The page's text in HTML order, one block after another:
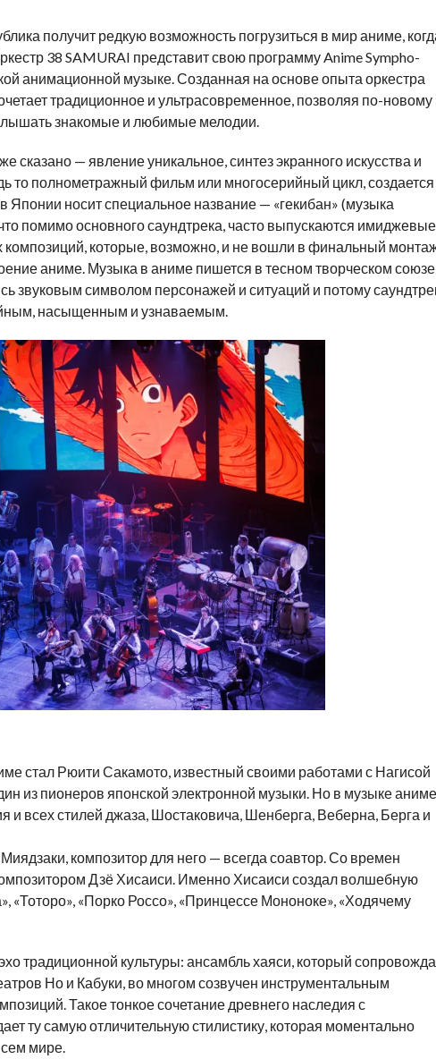
получит редкую возможность погрузиться в мир аниме,
38 SAMURAI представит свою программу Anime Sympho-
анимационной музыке. Созданная на основе опыта оркестра
традиционное и ультрасовременное, позволяя по-новому
знакомые и любимые мелодии.
сказано — явление уникальное, синтез экранного искусства и
то полнометражный фильм или многосерийный цикл, создается
Японии носит специальное название — «гекибан» (музыка
помимо основного саундтрека, часто выпускаются имиджевые
которые, возможно, и не вошли в финальный
аниме. Музыка в аниме пишется в тесном творческом союзе
звуковым символом персонажей и ситуаций и потому
насыщенным и узнаваемым.
стал Рюити Сакамото, известный своими работами с Нагисой
из пионеров японской электронной музыки. Но в музыке аниме
и всех стилей джаза, Шостаковича, Шенберга, Веберна, Берга и
композитор для него — всегда соавтор. Со времен
Дзё Хисаиси. Именно Хисаиси создал волшебную
«Тоторо», «Порко Россо», «Принцессе Мононоке», «Ходячему
традиционной культуры: ансамбль хаяси, который
Но и Кабуки, во многом созвучен инструментальным
Такое тонкое сочетание древнего наследия с
ту самую отличительную стилистику, которая моментально
мире.